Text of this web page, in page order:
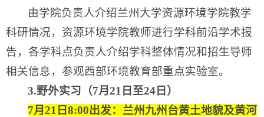
由学院负责人介绍兰州大学资源环境学院教学
科研情况，资源环境学院教师进行学科前沿学术报
告，各学科点负责人介绍学科整体情况和招生导师
相关信息，参观西部环境教育部重点实验室。
3.野外实习（7月21日至24日）
7月21日8:00出发：兰州九州台黄土地貌及黄河